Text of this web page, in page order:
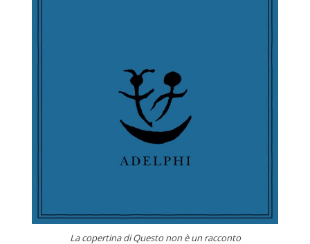
La copertina di Questo non è un racconto